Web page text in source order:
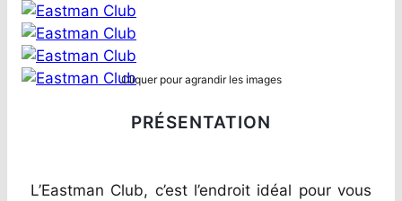
Cliquer pour agrandir les images
PRÉSENTATION
L’Eastman Club, c’est l’endroit idéal pour vous